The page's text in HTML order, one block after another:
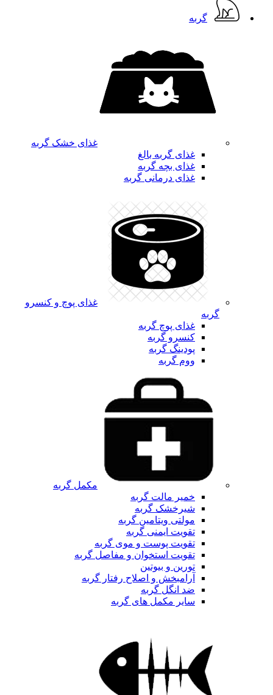
گربه
غذای خشک گربه
غذای گربه بالغ
غذای بچه گربه
غذای درمانی گربه
غذای پوچ و کنسرو
گربه
غذای پوچ گربه
کنسرو گربه
پودینگ گربه
ووم گربه
مکمل گربه
خمیر مالت گربه
شیرخشک گربه
مولتی ویتامین گربه
تقویت ایمنی گربه
تقویت پوست و موی گربه
تقویت استخوان و مفاصل گربه
تورین و بیوتین
آرامبخش و اصلاح رفتار گربه
ضد انگل گربه
سایر مکمل های گربه